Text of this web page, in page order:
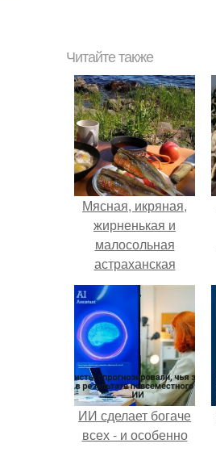
Читайте также
Мясная, икряная,
жирненькая и
малосольная
астраханская
вяленая рыбка!
ИИ сделает богаче
всех - и особенно